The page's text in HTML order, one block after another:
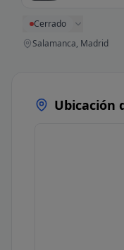
Cerrado
Salamanca, Madrid
Ubicación